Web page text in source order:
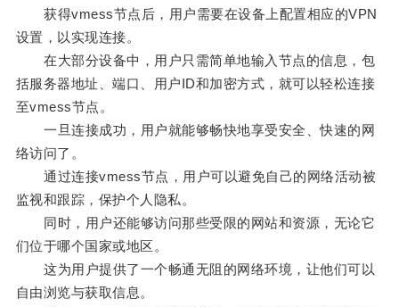
获得vmess节点后，用户需要在设备上配置相应的VPN
设置，以实现连接。
在大部分设备中，用户只需简单地输入节点的信息，包
括服务器地址、端口、用户ID和加密方式，就可以轻松连接
至vmess节点。
一旦连接成功，用户就能够畅快地享受安全、快速的网
络访问了。
通过连接vmess节点，用户可以避免自己的网络活动被
监视和跟踪，保护个人隐私。
同时，用户还能够访问那些受限的网站和资源，无论它
们位于哪个国家或地区。
这为用户提供了一个畅通无阻的网络环境，让他们可以
自由浏览与获取信息。